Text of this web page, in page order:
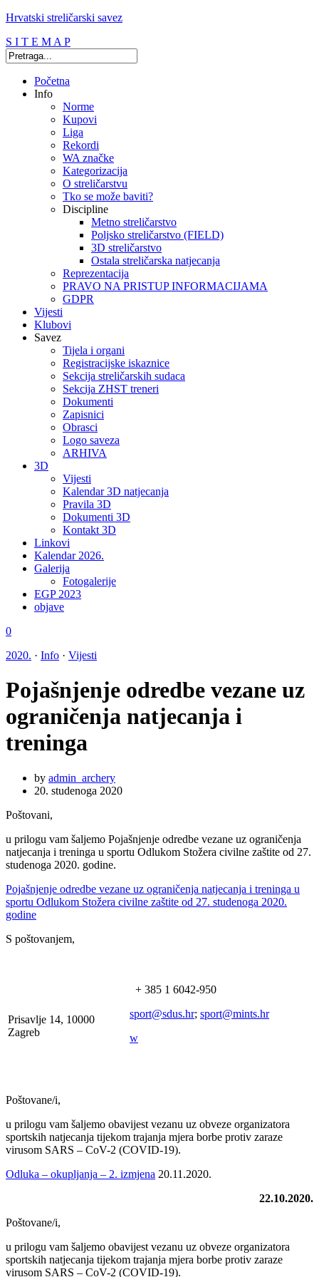
Hrvatski streličarski savez
S I T E M A P
Početna
Info
Norme
Kupovi
Liga
Rekordi
WA značke
Kategorizacija
O streličarstvu
Tko se može baviti?
Discipline
Metno streličarstvo
Poljsko streličarstvo (FIELD)
3D streličarstvo
Ostala streličarska natjecanja
Reprezentacija
PRAVO NA PRISTUP INFORMACIJAMA
GDPR
Vijesti
Klubovi
Savez
Tijela i organi
Registracijske iskaznice
Sekcija streličarskih sudaca
Sekcija ZHST treneri
Dokumenti
Zapisnici
Obrasci
Logo saveza
ARHIVA
3D
Vijesti
Kalendar 3D natjecanja
Pravila 3D
Dokumenti 3D
Kontakt 3D
Linkovi
Kalendar 2026.
Galerija
Fotogalerije
EGP 2023
objave
0
2020. · Info · Vijesti
Pojašnjenje odredbe vezane uz
ograničenja natjecanja i
treninga
by admin_archery
20. studenoga 2020
Poštovani,
u prilogu vam šaljemo Pojašnjenje odredbe vezane uz ograničenja
natjecanja i treninga u sportu Odlukom Stožera civilne zaštite od 27.
studenoga 2020. godine.
Pojašnjenje odredbe vezane uz ograničenja natjecanja i treninga u
sportu Odlukom Stožera civilne zaštite od 27. studenoga 2020.
godine
S poštovanjem,
Prisavlje 14, 10000
Zagreb
+ 385 1 6042-950
sport@sdus.hr; sport@mints.hr
w
Poštovane/i,
u prilogu vam šaljemo obavijest vezanu uz obveze organizatora
sportskih natjecanja tijekom trajanja mjera borbe protiv zaraze
virusom SARS – CoV-2 (COVID-19).
Odluka – okupljanja – 2. izmjena 20.11.2020.
22.10.2020.
Poštovane/i,
u prilogu vam šaljemo obavijest vezanu uz obveze organizatora
sportskih natjecanja tijekom trajanja mjera borbe protiv zaraze
virusom SARS – CoV-2 (COVID-19).